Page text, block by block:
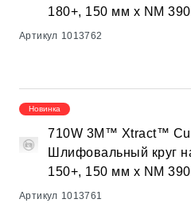
180+, 150 мм х NM
Артикул 1013762
Новинка
710W 3M™ Xtract™
Шлифовальный круг
150+, 150 мм х NM
Артикул 1013761